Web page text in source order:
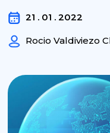
21 . 01 . 2022
Rocio Valdiviezo